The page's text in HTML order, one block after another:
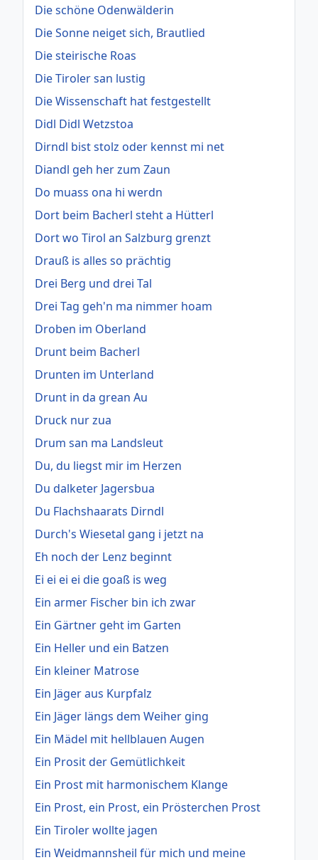
Die schöne Odenwälderin
Die Sonne neiget sich, Brautlied
Die steirische Roas
Die Tiroler san lustig
Die Wissenschaft hat festgestellt
Didl Didl Wetzstoa
Dirndl bist stolz oder kennst mi net
Diandl geh her zum Zaun
Do muass ona hi werdn
Dort beim Bacherl steht a Hütterl
Dort wo Tirol an Salzburg grenzt
Drauß is alles so prächtig
Drei Berg und drei Tal
Drei Tag geh'n ma nimmer hoam
Droben im Oberland
Drunt beim Bacherl
Drunten im Unterland
Drunt in da grean Au
Druck nur zua
Drum san ma Landsleut
Du, du liegst mir im Herzen
Du dalketer Jagersbua
Du Flachshaarats Dirndl
Durch's Wiesetal gang i jetzt na
Eh noch der Lenz beginnt
Ei ei ei ei die goaß is weg
Ein armer Fischer bin ich zwar
Ein Gärtner geht im Garten
Ein Heller und ein Batzen
Ein kleiner Matrose
Ein Jäger aus Kurpfalz
Ein Jäger längs dem Weiher ging
Ein Mädel mit hellblauen Augen
Ein Prosit der Gemütlichkeit
Ein Prost mit harmonischem Klange
Ein Prost, ein Prost, ein Prösterchen Prost
Ein Tiroler wollte jagen
Ein Weidmannsheil für mich und meine